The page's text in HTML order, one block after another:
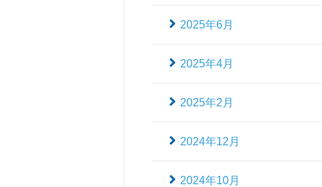
2025年6月
2025年4月
2025年2月
2024年12月
2024年10月